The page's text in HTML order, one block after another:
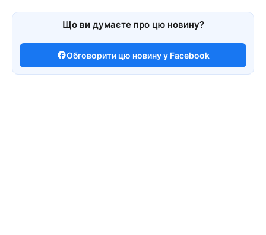
Що ви думаєте про цю новину?
Обговорити цю новину у Facebook